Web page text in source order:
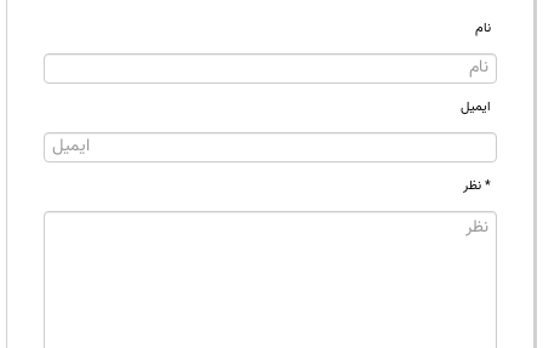
نام
ایمیل
* نظر